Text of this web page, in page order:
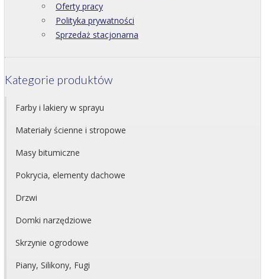
Oferty pracy
Polityka prywatności
Sprzedaż stacjonarna
Kategorie produktów
Farby i lakiery w sprayu
Materiały ścienne i stropowe
Masy bitumiczne
Pokrycia, elementy dachowe
Drzwi
Domki narzędziowe
Skrzynie ogrodowe
Piany, Silikony, Fugi